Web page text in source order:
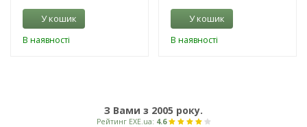
У кошик
В наявності
У кошик
В наявності
З Вами з 2005 року.